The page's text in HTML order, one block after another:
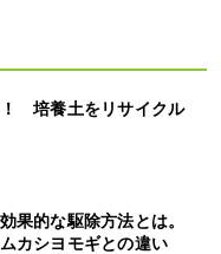
培養土をリサイクル
果的な駆除方法とは。
カシヨモギとの違い